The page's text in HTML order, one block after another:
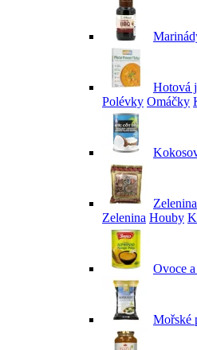
Hotová
Polévky Omáčky
Zelenina Houby
Ovoce
Mořské